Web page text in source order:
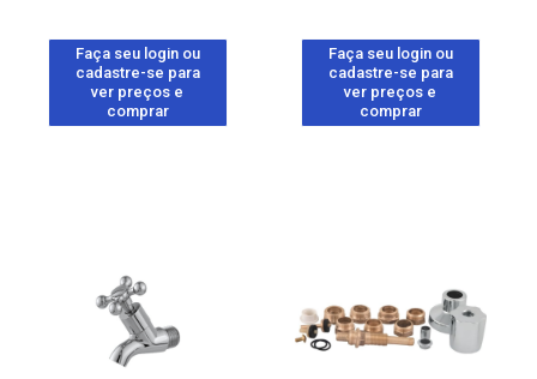
Faça seu login ou
cadastre-se para
ver preços e
comprar
Faça seu login ou
cadastre-se para
ver preços e
comprar